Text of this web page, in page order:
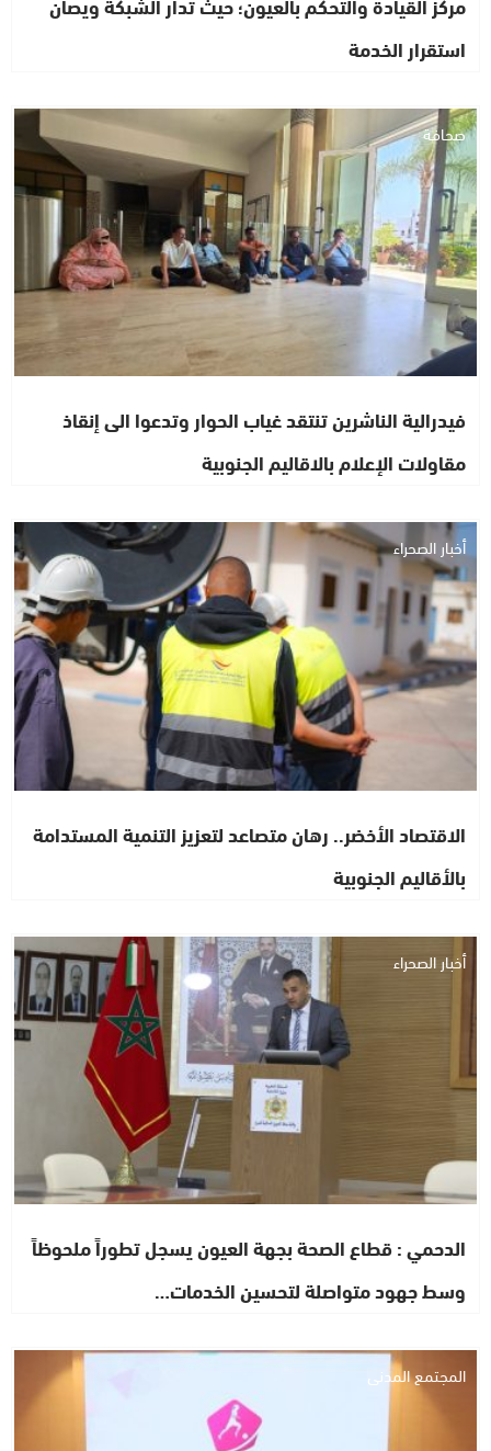
استقرار الخدمة
صحافة
فيدرالية الناشرين تنتقد غياب الحوار وتدعوا الى إنقاذ
مقاولات الإعلام بالاقاليم الجنوبية
أخبار الصحراء
الاقتصاد الأخضر.. رهان متصاعد لتعزيز التنمية المستدامة
بالأقاليم الجنوبية
أخبار الصحراء
الدحمي : قطاع الصحة بجهة العيون يسجل تطوراً ملحوظاً
وسط جهود متواصلة لتحسين الخدمات…
المجتمع المدني